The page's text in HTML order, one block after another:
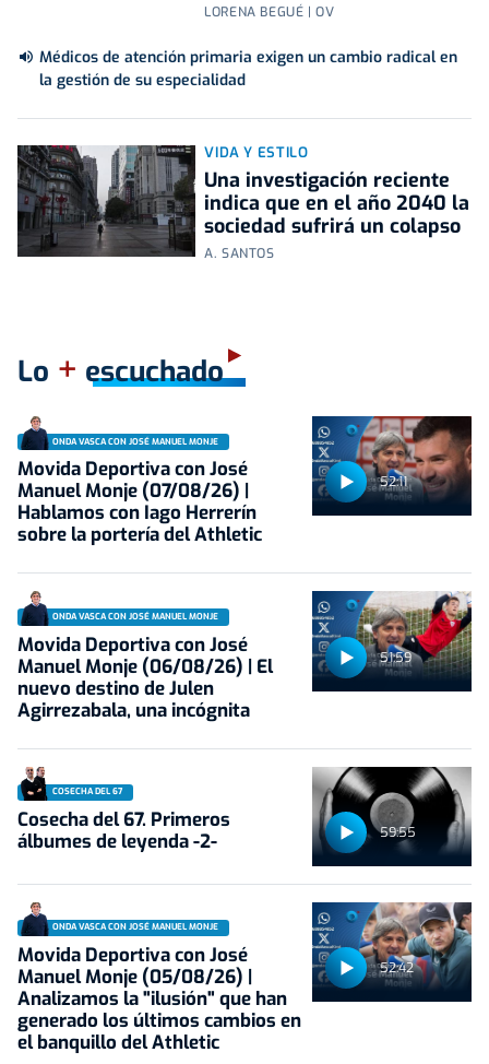
LORENA BEGUÉ | OV
Médicos de atención primaria exigen un cambio radical en
la gestión de su especialidad
VIDA Y ESTILO
Una investigación reciente
indica que en el año 2040 la
sociedad sufrirá un colapso
A. SANTOS
Lo + escuchado
52:11
ONDA VASCA CON JOSÉ MANUEL MONJE
Movida Deportiva con José
Manuel Monje (07/08/26) |
Hablamos con Iago Herrerín
sobre la portería del Athletic
51:59
ONDA VASCA CON JOSÉ MANUEL MONJE
Movida Deportiva con José
Manuel Monje (06/08/26) | El
nuevo destino de Julen
Agirrezabala, una incógnita
59:55
COSECHA DEL 67
Cosecha del 67. Primeros
álbumes de leyenda -2-
52:42
ONDA VASCA CON JOSÉ MANUEL MONJE
Movida Deportiva con José
Manuel Monje (05/08/26) |
Analizamos la "ilusión" que han
generado los últimos cambios en
el banquillo del Athletic